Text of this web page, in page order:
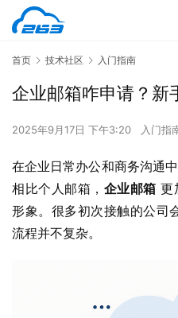
首页 技术社区 入门指南
企业邮箱咋申请？新
2025年9月17日 下午3:20 入门指
在企业日常办公和商务沟通
相比个人邮箱， 企业邮箱 更
形象。很多初次接触的公司
流程并不复杂。